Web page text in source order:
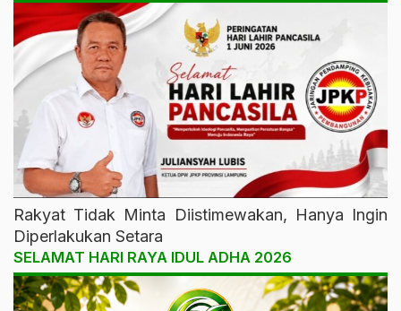
Rakyat Tidak Minta Diistimewakan, Hanya Ingin
Diperlakukan Setara
SELAMAT HARI RAYA IDUL ADHA 2026